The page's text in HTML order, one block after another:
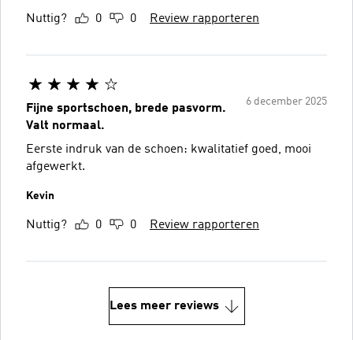
Nuttig? 0 0 Review rapporteren
6 december 2025
Fijne sportschoen, brede pasvorm.
Valt normaal.
Eerste indruk van de schoen: kwalitatief goed, mooi
afgewerkt.
Kevin
Nuttig? 0 0 Review rapporteren
Lees meer reviews